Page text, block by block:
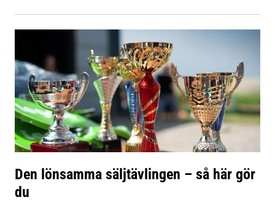
Den lönsamma säljtävlingen – så här gör
du